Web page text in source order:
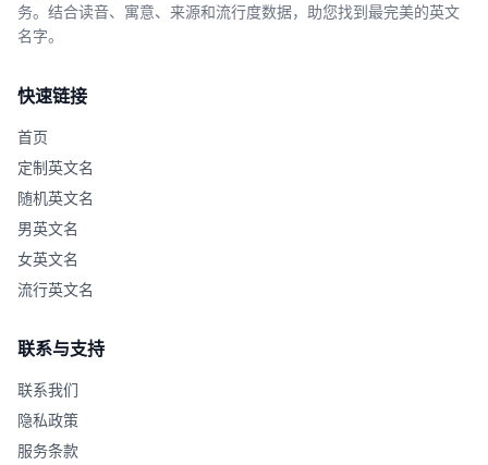
务。结合读音、寓意、来源和流行度数据，助您找到最完美的英文
名字。
快速链接
首页
定制英文名
随机英文名
男英文名
女英文名
流行英文名
联系与支持
联系我们
隐私政策
服务条款